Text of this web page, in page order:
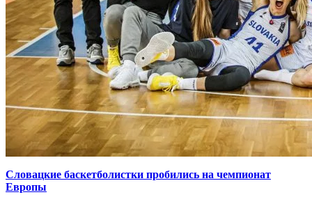
Словацкие баскетболистки пробились на чемпионат
Европы